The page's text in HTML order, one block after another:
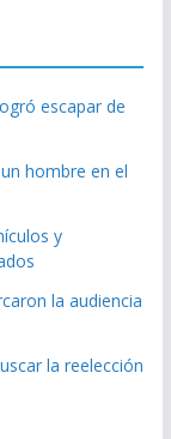
escapar de
hombre en el
y
la audiencia
la reelección